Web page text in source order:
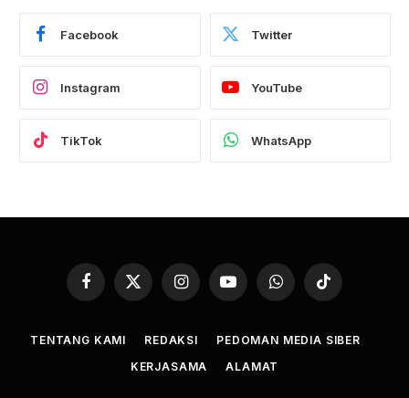
Facebook Twitter
Instagram YouTube
TikTok WhatsApp
Facebook
X
InstagramYouTubeWhatsAppTikTok
TENTANG KAMI REDAKSI
PEDOMAN MEDIA SIBER
KERJASAMA
ALAMAT